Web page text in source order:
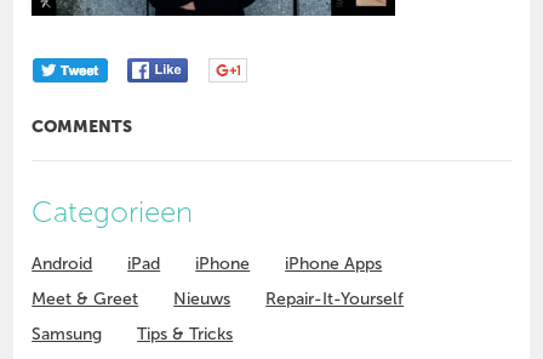
COMMENTS
Categorieen
Android iPad iPhone
iPhone Apps
Meet & Greet
Nieuws
Repair-It-Yourself
Samsung
Tips & Tricks